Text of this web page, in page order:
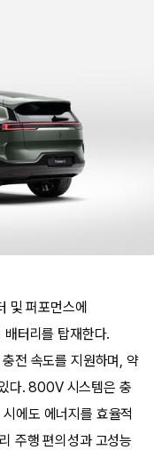
및 퍼포먼스에
터리를 탑재한다.
전 속도를 지원하며, 약
다. 800V 시스템은 충
에도 에너지를 효율적
주행 편의성과 고성능